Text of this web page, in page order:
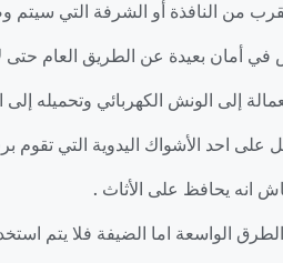
من النافذة أو الشرفة التي سيتم
في أمان بعيدة عن الطريق العام حتى
إلى الونش الكهربائي وتحميله إلى
على احد الأشواك اليدوية التي تقوم
انه يحافظ على الأثاث .
الواسعة اما الضيفة فلا يتم